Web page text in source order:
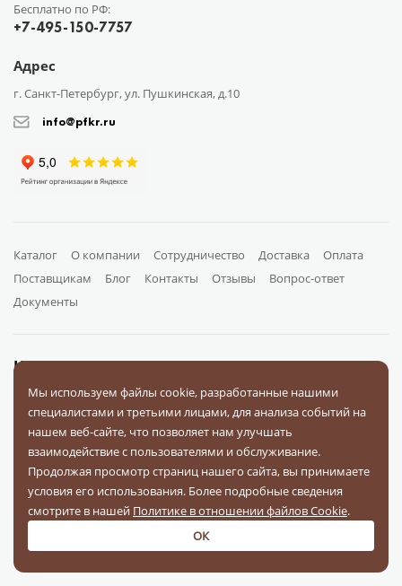
Бесплатно по РФ:
+7-495-150-7757
Адрес
г. Санкт-Петербург, ул. Пушкинская, д.10
info@pfkr.ru
Каталог О компании Сотрудничество Доставка
Оплата
Поставщикам
Блог Контакты Отзывы
Вопрос-ответ
Документы
Оплачивайте заказы
На связи в соц. сетях
Мы используем файлы cookie, разработанные нашими
специалистами и третьими лицами, для анализа событий на
нашем веб-сайте, что позволяет нам улучшать
взаимодействие с пользователями и обслуживание.
Продолжая просмотр страниц нашего сайта, вы принимаете
условия его использования. Более подробные сведения
смотрите в нашей Политике в отношении файлов Cookie.
ОК